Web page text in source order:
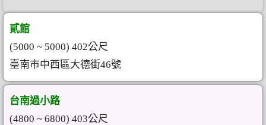
貳館
(5000 ~ 5000) 402公尺
臺南市中西區大德街46號
台南過小路
(4800 ~ 6800) 403公尺